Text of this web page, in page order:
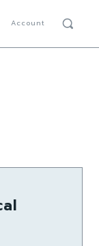
Account